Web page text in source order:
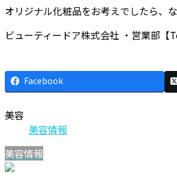
オリジナル化粧品をお考えでしたら、
ビューティードア株式会社 ・営業部【
Facebook
美容
美容情報
美容情報